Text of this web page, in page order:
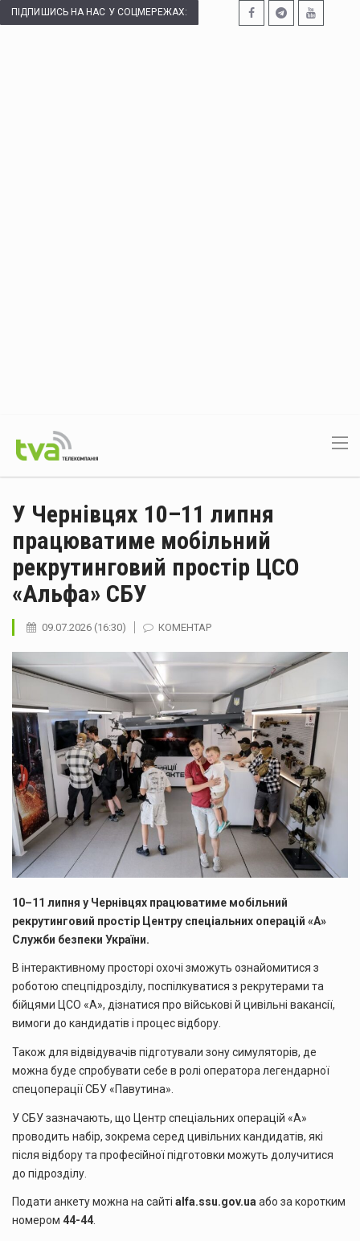
ПІДПИШИСЬ НА НАС У СОЦМЕРЕЖАХ:
У Чернівцях 10–11 липня
працюватиме мобільний
рекрутинговий простір ЦСО
«Альфа» СБУ
09.07.2026 (16:30) КОМЕНТАР
10–11 липня у Чернівцях працюватиме мобільний
рекрутинговий простір Центру спеціальних операцій «А»
Служби безпеки України.
В інтерактивному просторі охочі зможуть ознайомитися з
роботою спецпідрозділу, поспілкуватися з рекрутерами та
бійцями ЦСО «А», дізнатися про військові й цивільні вакансії,
вимоги до кандидатів і процес відбору.
Також для відвідувачів підготували зону симуляторів, де
можна буде спробувати себе в ролі оператора легендарної
спецоперації СБУ «Павутина».
У СБУ зазначають, що Центр спеціальних операцій «А»
проводить набір, зокрема серед цивільних кандидатів, які
після відбору та професійної підготовки можуть долучитися
до підрозділу.
Подати анкету можна на сайті alfa.ssu.gov.uaабо за коротким
номером 44-44.